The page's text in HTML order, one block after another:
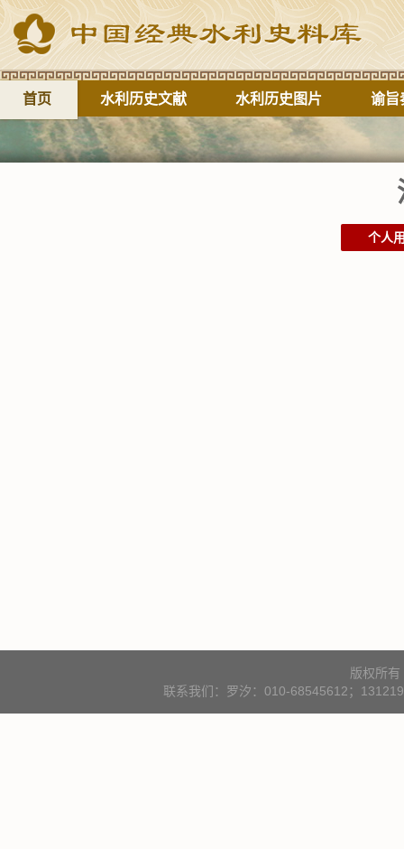
首页 水利历史文献 水利历史图片 谕旨
个人
版权所
联系我们：罗汐：010-68545612；